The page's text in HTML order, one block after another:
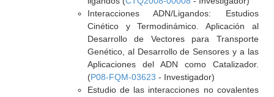
Interacciones ADN/Ligandos: Estudios
Cinético y Termodinámico. Aplicación al
Desarrollo de Vectores para Transporte
Genético, al Desarrollo de Sensores y a las
Aplicaciones del ADN como Catalizador.
(P08-FQM-03623 - Investigador)
Estudio de las interacciones no covalentes